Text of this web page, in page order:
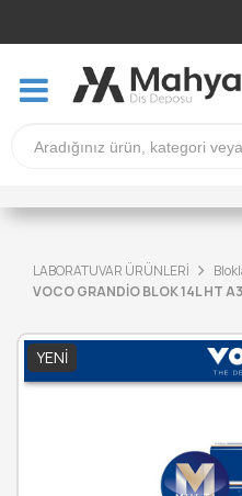
LABORATUVAR ÜRÜNLERİ
VOCO GRANDİO BLOK 14L HT
YENI